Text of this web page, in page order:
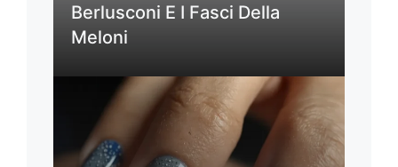
Berlusconi E I Fasci Della
Meloni